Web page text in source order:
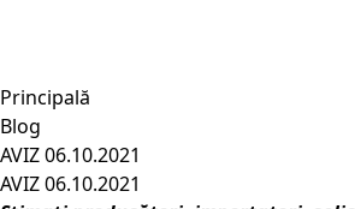
Principală
Blog
AVIZ 06.10.2021
AVIZ 06.10.2021